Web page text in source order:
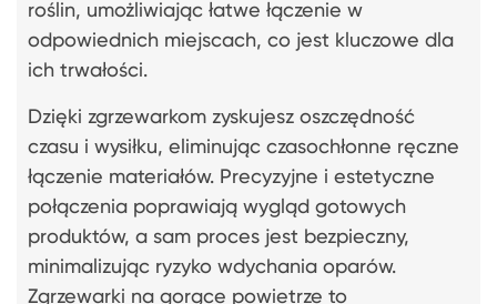
roślin, umożliwiając łatwe łączenie w
odpowiednich miejscach, co jest kluczowe dla
ich trwałości.
Dzięki zgrzewarkom zyskujesz oszczędność
czasu i wysiłku, eliminując czasochłonne ręczne
łączenie materiałów. Precyzyjne i estetyczne
połączenia poprawiają wygląd gotowych
produktów, a sam proces jest bezpieczny,
minimalizując ryzyko wdychania oparów.
Zgrzewarki na gorące powietrze to